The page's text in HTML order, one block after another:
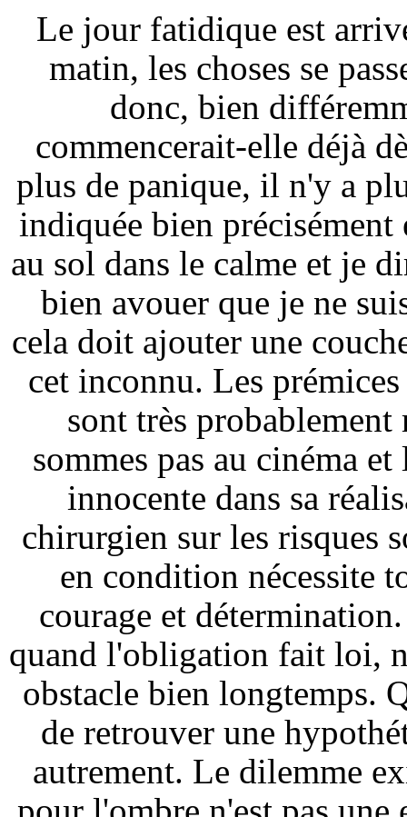
Le jour fatidique est
matin, les choses se
donc, bien
commencerait-elle déjà
plus de panique, il n'y a
indiquée bien
au sol dans le calme et je
bien avouer que je ne
cela doit ajouter une
cet inconnu. Les
sont très probablement
sommes pas au cinéma
innocente dans sa
chirurgien sur les risques
en condition nécessite
courage et
quand l'obligation fait loi,
obstacle bien longtemps.
de retrouver une
autrement. Le dilemme